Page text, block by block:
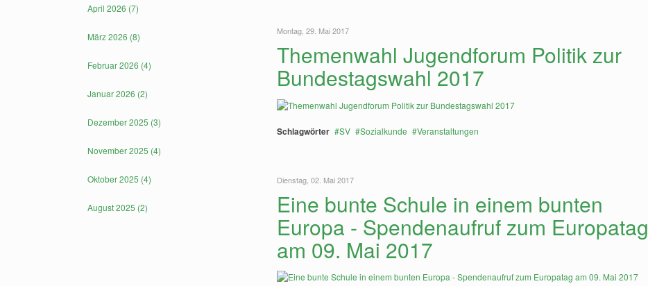
Montag, 29. Mai 2017
Themenwahl Jugendforum Politik zur
Bundestagswahl 2017
Schlagwörter SV Sozialkunde Veranstaltungen
Dienstag, 02. Mai 2017
Eine bunte Schule in einem bunten
Europa - Spendenaufruf zum Europatag
am 09. Mai 2017
April 2026 (7)
März 2026 (8)
Februar 2026 (4)
Januar 2026 (2)
Dezember 2025 (3)
November 2025 (4)
Oktober 2025 (4)
August 2025 (2)